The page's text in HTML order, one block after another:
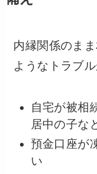
内縁関係のま
ようなトラブ
自宅が被相
居中の子な
預金口座が
い